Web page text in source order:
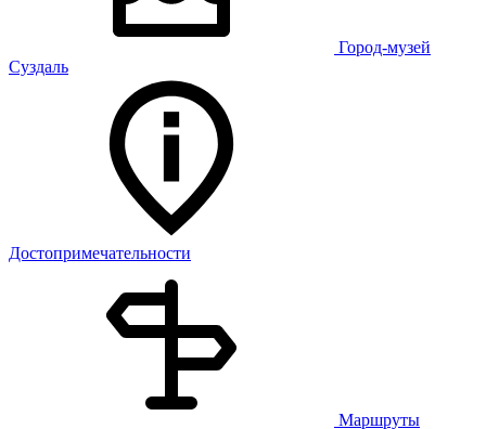
Город-музей
Суздаль
Достопримечательности
Маршруты